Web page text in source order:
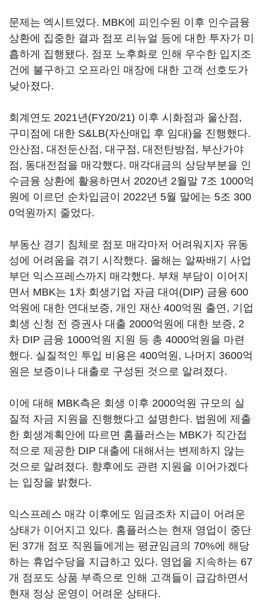
문제는 엑시트였다. MBK에 피인수된 이후 인수금융
상환에 집중한 결과 점포 리뉴얼 등에 대한 투자가 미
흡하게 집행됐다. 점포 노후화로 인해 우수한 입지조
건에 불구하고 오프라인 매장에 대한 고객 선호도가
낮아졌다.
회계연도 2021년(FY20/21) 이후 시화점과 울산점,
구미점에 대한 S&LB(자산매입 후 임대)을 진행했다.
안산점, 대전둔산점, 대구점, 대전탄방점, 부산가야
점, 동대전점을 매각했다. 매각대금의 상당부분을 인
수금융 상환에 활용하면서 2020년 2월말 7조 1000억
원에 이르던 순차입금이 2022년 5월 말에는 5조 300
0억원까지 줄었다.
부동산 경기 침체로 점포 매각마저 어려워지자 유동
성에 어려움을 겪기 시작했다. 올해는 알짜배기 사업
부던 익스프레스까지 매각했다. 부채 부담이 이어지
면서 MBK는 1차 회생기업 자금 대여(DIP) 금융 600
억원에 대한 연대보증, 개인 재산 400억원 출연, 기업
회생 신청 전 증권사 대출 2000억원에 대한 보증, 2
차 DIP 금융 1000억원 지원 등 총 4000억원을 마련
했다. 실질적인 투입 비용은 400억원, 나머지 3600억
원은 보증이나 대출로 구성된 것으로 알려졌다.
이에 대해 MBK측은 회생 이후 2000억원 규모의 실
질적 자금 지원을 진행했다고 설명한다. 법원에 제출
한 회생계획안에 따르면 홈플러스는 MBK가 직간접
적으로 제공한 DIP 대출에 대해서는 변제하지 않는
것으로 알려졌다. 향후에도 관련 지원을 이어가겠다
는 입장을 밝혔다.
익스프레스 매각 이후에도 임금조차 지급이 어려운
상태가 이어지고 있다. 홈플러스는 현재 영업이 중단
된 37개 점포 직원들에게는 평균임금의 70%에 해당
하는 휴업수당을 지급하고 있다. 영업을 지속하는 67
개 점포도 상품 부족으로 인해 고객들이 급감하면서
현재 정상 운영이 어려운 상태다.